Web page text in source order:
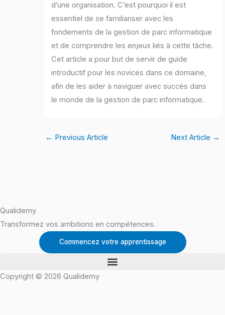
d’une organisation. C’est pourquoi il est
essentiel de se familiariser avec les
fondements de la gestion de parc informatique
et de comprendre les enjeux liés à cette tâche.
Cet article a pour but de servir de guide
introductif pour les novices dans ce domaine,
afin de les aider à naviguer avec succès dans
le monde de la gestion de parc informatique.
← Previous Article Next Article →
Qualidemy
Transformez vos ambitions en compétences.
Commencez votre apprentissage
Copyright © 2026 Qualidemy